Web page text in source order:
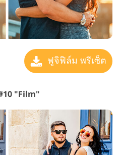
ฟูจิฟิล์ม พรีเซ็ต
"Film"